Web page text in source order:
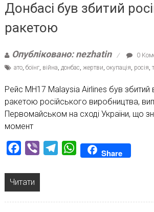
Донбасі був збитий
ракетою
Опубліковано: nezhatin
0
ато, боїнг, війна, донбас, жертви, окупація, росія,
Рейс MH17 Malaysia Airlines був збитий
ракетою російського виробництва,
Первомайськом на сході України, що
момент
Facebook
Viber TelegramWhatsAppShare
Читати